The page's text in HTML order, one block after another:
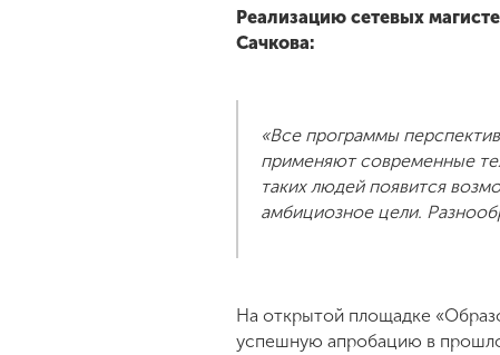
Реализацию сетевых
Сачкова:
«Все программы
применяют современные
таких людей появится
амбициозное цели.
На открытой площадке
успешную апробацию в